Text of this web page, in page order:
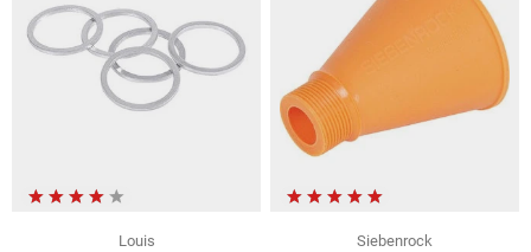
Louis
Siebenrock